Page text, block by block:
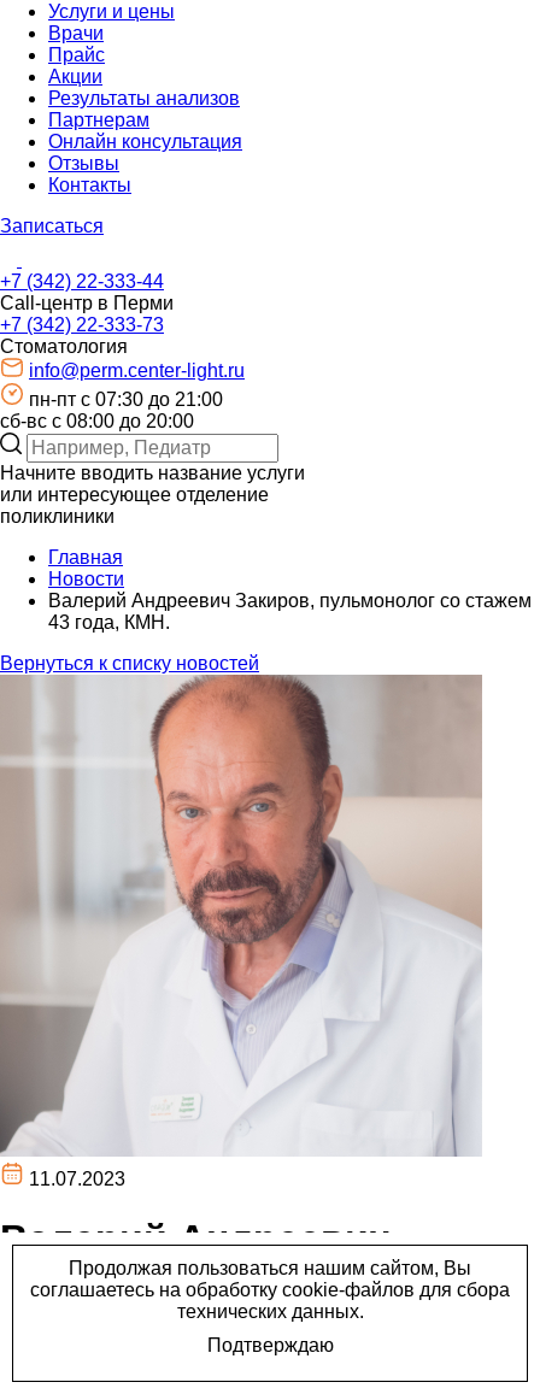
Услуги и цены
Врачи
Прайс
Акции
Результаты анализов
Партнерам
Онлайн консультация
Отзывы
Контакты
Записаться
+7 (342) 22-333-44
Call-центр в Перми
+7 (342) 22-333-73
Стоматология
info@perm.center-light.ru
пн-пт c 07:30 до 21:00
сб-вс с 08:00 до 20:00
Начните вводить название услуги
или интересующее отделение
поликлиники
Главная
Новости
Валерий Андреевич Закиров, пульмонолог со стажем
43 года, КМН.
Вернуться к списку новостей
11.07.2023
Валерий Андреевич
Закиров, пульмонолог со
стажем 43 года, КМН.
Валерий Андреевич Закиров, пульмонолог со стажем